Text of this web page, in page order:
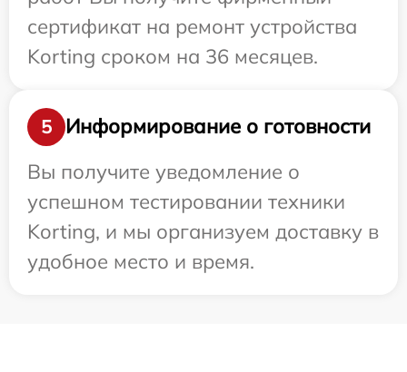
сертификат на ремонт устройства
Korting сроком на 36 месяцев.
5
Информирование о готовности
Вы получите уведомление о
успешном тестировании техники
Korting, и мы организуем доставку в
удобное место и время.